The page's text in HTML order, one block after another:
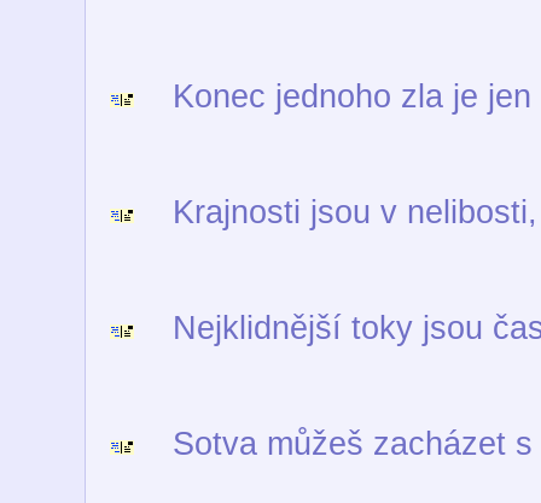
Konec jednoho zla je jen
Krajnosti jsou v nelibosti,
Nejklidnější toky jsou
Sotva můžeš zacházet s